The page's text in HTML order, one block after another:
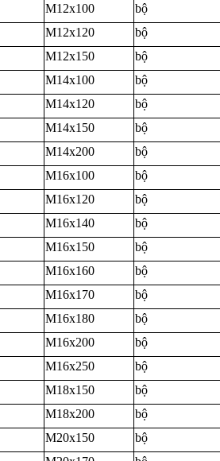
M12x100 bộ
M12x120 bộ
M12x150 bộ
M14x100 bộ
M14x120 bộ
M14x150 bộ
M14x200 bộ
M16x100 bộ
M16x120 bộ
M16x140 bộ
M16x150 bộ
M16x160 bộ
M16x170 bộ
M16x180 bộ
M16x200 bộ
M16x250 bộ
M18x150 bộ
M18x200 bộ
M20x150 bộ